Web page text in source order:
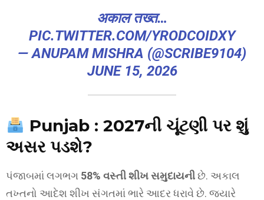
अकाल तख्त…
PIC.TWITTER.COM/YRODCOIDXY
— ANUPAM MISHRA (@SCRIBE9104)
JUNE 15, 2026
Punjab : 2027ની ચૂંટણી પર શું
અસર પડશે?
પંજાબમાં લગભગ 58% વસ્તી શીખ સમુદાયનીછે. અકાલ
તખ્તનો આદેશ શીખ સંગતમાં ભારે આદર ધરાવે છે. જ્યારે